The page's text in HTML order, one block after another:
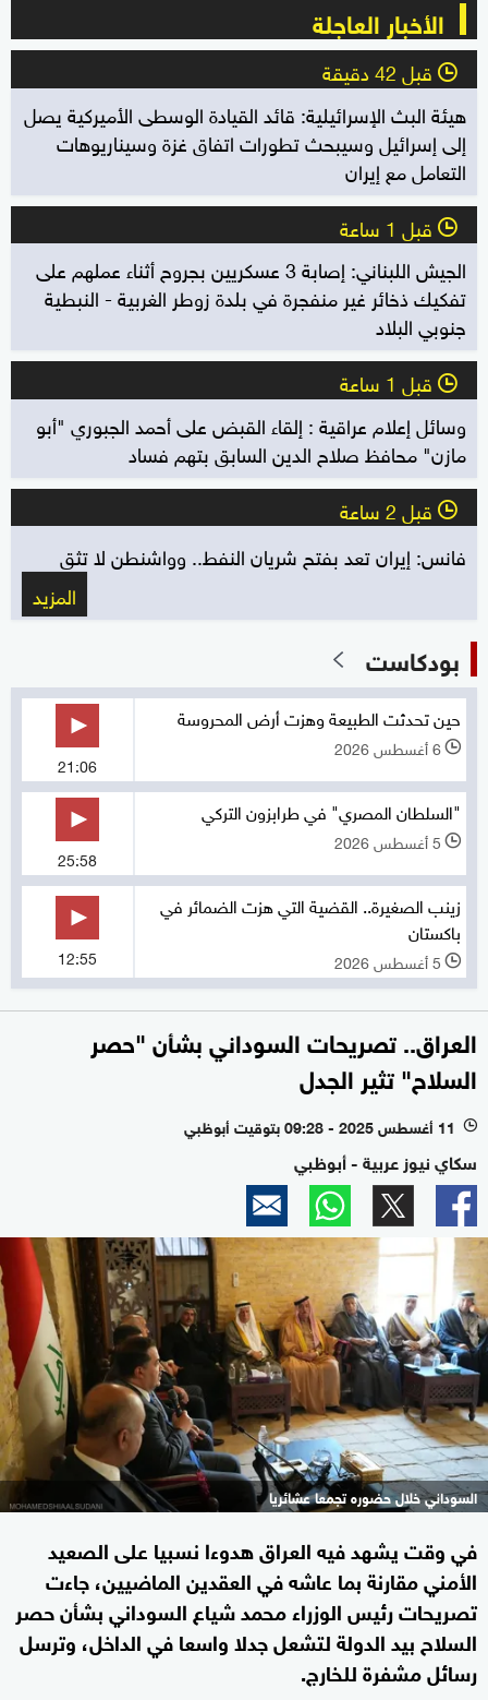
الأخبار العاجلة
l قبل 42 دقيقة
هيئة البث الإسرائيلية: قائد القيادة الوسطى الأميركية يصل
إلى إسرائيل وسيبحث تطورات اتفاق غزة وسيناريوهات
التعامل مع إيران
l قبل 1 ساعة
الجيش اللبناني: إصابة 3 عسكريين بجروح أثناء عملهم على
تفكيك ذخائر غير منفجرة في بلدة زوطر الغربية - النبطية
جنوبي البلاد
l قبل 1 ساعة
وسائل إعلام عراقية : إلقاء القبض على أحمد الجبوري "أبو
مازن" محافظ صلاح الدين السابق بتهم فساد
l قبل 2 ساعة
فانس: إيران تعد بفتح شريان النفط.. وواشنطن لا تثق
المزيد
بودكاست
حين تحدثت الطبيعة وهزت أرض المحروسة
l 6 أغسطس 2026
21:06
"السلطان المصري" في طرابزون التركي
l 5 أغسطس 2026
25:58
زينب الصغيرة.. القضية التي هزت الضمائر في
باكستان
l 5 أغسطس 2026 12:55
العراق.. تصريحات السوداني بشأن "حصر
السلاح" تثير الجدل
l 11 أغسطس 2025 - 09:28 بتوقيت أبوظبي
سكاي نيوز عربية - أبوظبي
السوداني خلال حضوره تجمعا عشائريا
في وقت يشهد فيه العراق هدوءا نسبيا على الصعيد
الأمني مقارنة بما عاشه في العقدين الماضيين، جاءت
تصريحات رئيس الوزراء محمد شياع السوداني بشأن حصر
السلاح بيد الدولة لتشعل جدلا واسعا في الداخل، وترسل
رسائل مشفرة للخارج.